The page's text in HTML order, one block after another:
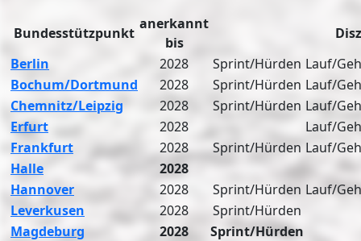
Bundesstützpunkt
anerkannt
bis
Berlin
2028 Sprint/Hürden Lauf/
Bochum/Dortmund
2028 Sprint/Hürden Lauf/
Chemnitz/Leipzig
2028 Sprint/Hürden Lauf/
Erfurt
2028
Lauf/
Frankfurt
2028 Sprint/Hürden Lauf/
Halle
2028
Hannover
2028 Sprint/Hürden Lauf/
Leverkusen
2028
Sprint/Hürden
Magdeburg
2028
Sprint/Hürden